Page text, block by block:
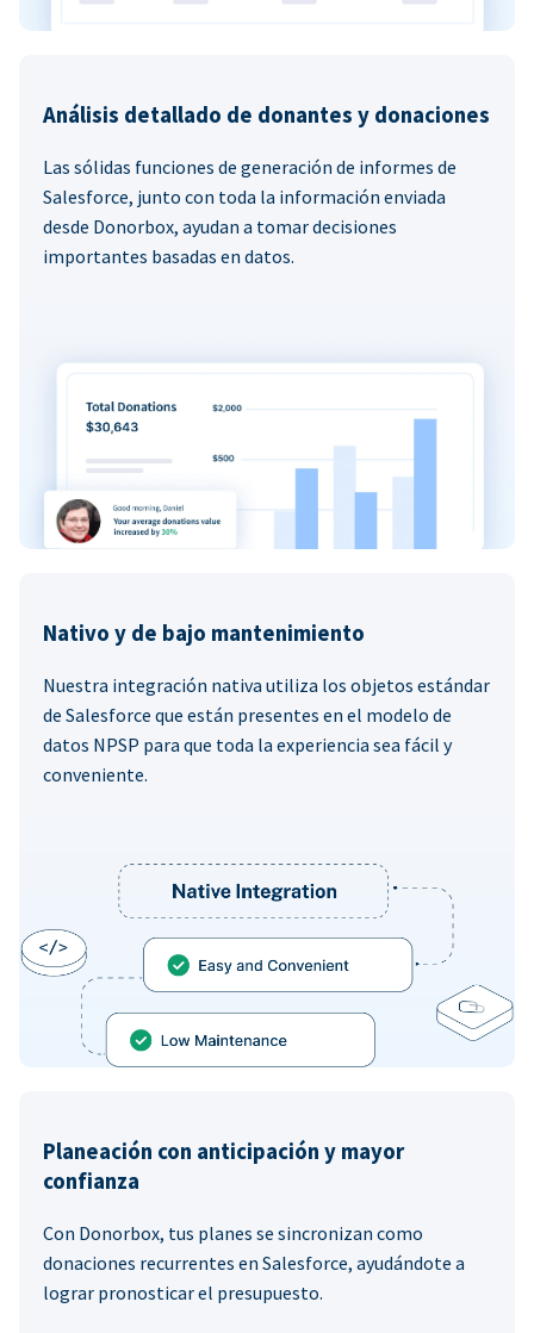
Análisis detallado de donantes y donaciones
Las sólidas funciones de generación de informes de
Salesforce, junto con toda la información enviada
desde Donorbox, ayudan a tomar decisiones
importantes basadas en datos.
Nativo y de bajo mantenimiento
Nuestra integración nativa utiliza los objetos estándar
de Salesforce que están presentes en el modelo de
datos NPSP para que toda la experiencia sea fácil y
conveniente.
Planeación con anticipación y mayor
confianza
Con Donorbox, tus planes se sincronizan como
donaciones recurrentes en Salesforce, ayudándote a
lograr pronosticar el presupuesto.